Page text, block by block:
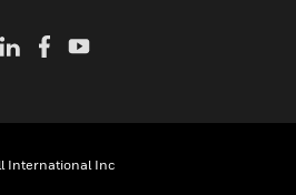
International Inc